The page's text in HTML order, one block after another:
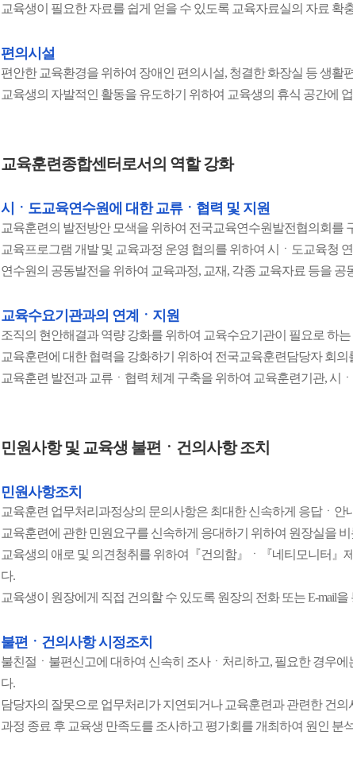
교육생이 필요한 자료를 쉽게 얻을 수 있도록 교육자료실의 자료
편의시설
편안한 교육환경을 위하여 장애인 편의시설, 청결한 화장실 등 생활
교육생의 자발적인 활동을 유도하기 위하여 교육생의 휴식 공간에
교육훈련종합센터로서의 역할 강화
시ㆍ도교육연수원에 대한 교류ㆍ협력 및 지원
교육훈련의 발전방안 모색을 위하여 전국교육연수원발전협의회를
교육프로그램 개발 및 교육과정 운영 협의를 위하여 시ㆍ도교육청
연수원의 공동발전을 위하여 교육과정, 교재, 각종 교육자료 등을
교육수요기관과의 연계ㆍ지원
조직의 현안해결과 역량 강화를 위하여 교육수요기관이 필요로 하
교육훈련에 대한 협력을 강화하기 위하여 전국교육훈련담당자 회의
교육훈련 발전과 교류ㆍ협력 체계 구축을 위하여 교육훈련기관, 시
민원사항 및 교육생 불편ㆍ건의사항 조치
민원사항조치
교육훈련 업무처리과정상의 문의사항은 최대한 신속하게 응답ㆍ안
교육훈련에 관한 민원요구를 신속하게 응대하기 위하여 원장실을
교육생의 애로 및 의견청취를 위하여『건의함』ㆍ『네티모니터』
다.
교육생이 원장에게 직접 건의할 수 있도록 원장의 전화 또는 E-mail
불편ㆍ건의사항 시정조치
불친절ㆍ불편신고에 대하여 신속히 조사ㆍ처리하고, 필요한 경우
다.
담당자의 잘못으로 업무처리가 지연되거나 교육훈련과 관련한 건
과정 종료 후 교육생 만족도를 조사하고 평가회를 개최하여 원인 분